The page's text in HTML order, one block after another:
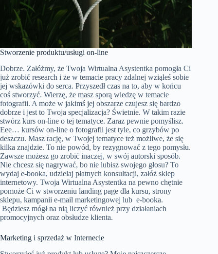
Stworzenie produktu/usługi on-line
Dobrze. Załóżmy, że Twoja Wirtualna Asystentka pomogła Ci
już zrobić research i że w temacie pracy zdalnej wziąłeś sobie
jej wskazówki do serca. Przyszedł czas na to, aby w końcu
coś stworzyć. Wierzę, że masz sporą wiedzę w temacie
fotografii. A może w jakimś jej obszarze czujesz się bardzo
dobrze i jest to Twoja specjalizacja? Świetnie. W takim razie
stwórz kurs on-line o tej tematyce. Zaraz pewnie pomyślisz.
Eee… kursów on-line o fotografii jest tyle, co grzybów po
deszczu. Masz rację, w Twojej tematyce też możliwe, że się
kilka znajdzie. To nie powód, by rezygnować z tego pomysłu.
Zawsze możesz go zrobić inaczej, w swój autorski sposób.
Nie chcesz się nagrywać, bo nie lubisz swojego głosu? To
wydaj e-booka, udzielaj płatnych konsultacji, załóż sklep
internetowy. Twoja Wirtualna Asystentka na pewno chętnie
pomoże Ci w stworzeniu landing page dla kursu, strony
sklepu, kampanii e-mail marketingowej lub e-booka.
Będziesz mógł na nią liczyć również przy działaniach
promocyjnych oraz obsłudze klienta.
Marketing i sprzedaż w Internecie